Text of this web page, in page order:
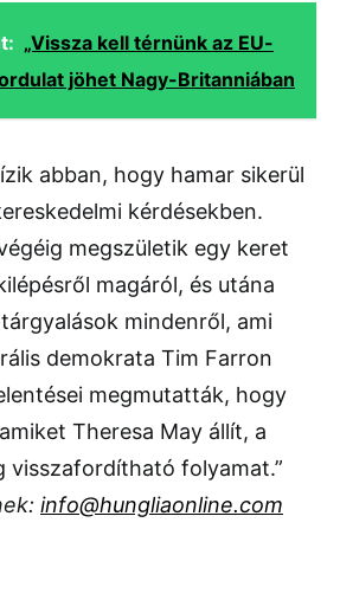
„Vissza kell térnünk az EU-
jöhet Nagy-Britanniában
abban, hogy hamar sikerül
kérdésekben.
megszületik egy keret
magáról, és utána
mindenről, ami
demokrata Tim Farron
megmutatták, hogy
Theresa May állít, a
visszafordítható folyamat.”
info@hungliaonline.com